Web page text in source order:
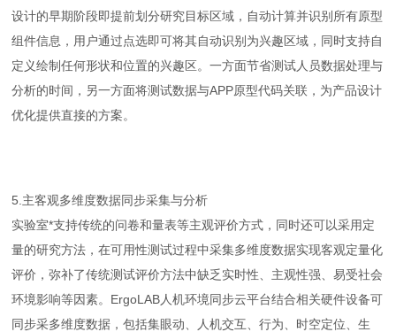
设计的早期阶段即提前划分研究目标区域，自动计算并识别所有原型
组件信息，用户通过点选即可将其自动识别为兴趣区域，同时支持自
定义绘制任何形状和位置的兴趣区。一方面节省测试人员数据处理与
分析的时间，另一方面将测试数据与APP原型代码关联，为产品设计
优化提供直接的方案。
5.主客观多维度数据同步采集与分析
实验室*支持传统的问卷和量表等主观评价方式，同时还可以采用定
量的研究方法，在可用性测试过程中采集多维度数据实现客观定量化
评价，弥补了传统测试评价方法中缺乏实时性、主观性强、易受社会
环境影响等因素。ErgoLAB人机环境同步云平台结合相关硬件设备可
同步采多维度数据，包括集眼动、人机交互、行为、时空定位、生